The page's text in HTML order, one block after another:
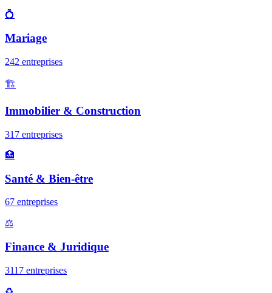
💍
Mariage
242 entreprises
🏗️
Immobilier & Construction
317 entreprises
🏥
Santé & Bien-être
67 entreprises
⚖️
Finance & Juridique
3117 entreprises